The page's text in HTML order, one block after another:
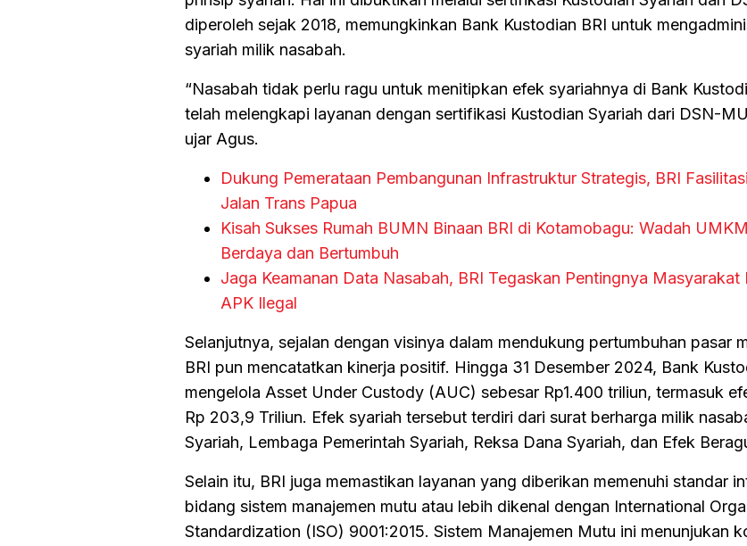
diperoleh sejak 2018, memungkinkan Bank Kustodian BRI untuk
syariah milik nasabah.
“Nasabah tidak perlu ragu untuk menitipkan efek syariahnya di Bank
telah melengkapi layanan dengan sertifikasi Kustodian Syariah dari DSN-
ujar Agus.
Dukung Pemerataan Pembangunan Infrastruktur Strategis, BRI
Jalan Trans Papua
Kisah Sukses Rumah BUMN Binaan BRI di Kotamobagu: Wadah
Berdaya dan Bertumbuh
Jaga Keamanan Data Nasabah, BRI Tegaskan Pentingnya Masyarakat
APK Ilegal
Selanjutnya, sejalan dengan visinya dalam mendukung pertumbuhan pasar
BRI pun mencatatkan kinerja positif. Hingga 31 Desember 2024, Bank
mengelola Asset Under Custody (AUC) sebesar Rp1.400 triliun, termasuk
Rp 203,9 Triliun. Efek syariah tersebut terdiri dari surat berharga milik
Syariah, Lembaga Pemerintah Syariah, Reksa Dana Syariah, dan Efek
Selain itu, BRI juga memastikan layanan yang diberikan memenuhi standar
bidang sistem manajemen mutu atau lebih dikenal dengan International
Standardization (ISO) 9001:2015. Sistem Manajemen Mutu ini menunjukan